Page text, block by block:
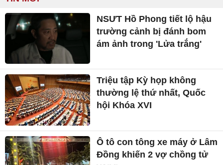
NSƯT Hồ Phong tiết lộ hậu
trường cảnh bị đánh bom
ám ảnh trong 'Lửa trắng'
Triệu tập Kỳ họp không
thường lệ thứ nhất, Quốc
hội Khóa XVI
Ô tô con tông xe máy ở Lâm
Đồng khiến 2 vợ chồng tử